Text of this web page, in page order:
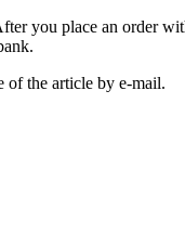
you place an order
of the article by e-mail.